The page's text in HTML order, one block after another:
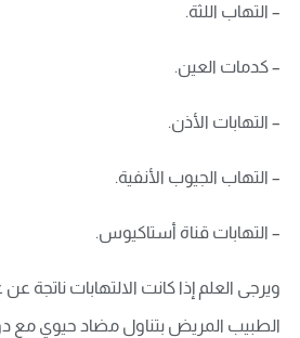
– التهاب اللثة.
– كدمات العين.
– التهابات الأذن.
– التهاب الجيوب الأنفية.
– التهابات قناة أستاكيوس.
ويرجى العلم إذا كانت الالتهابات ناتجة عن
الطبيب المريض بتناول مضاد حيوي مع